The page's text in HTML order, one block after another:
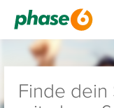
Finde